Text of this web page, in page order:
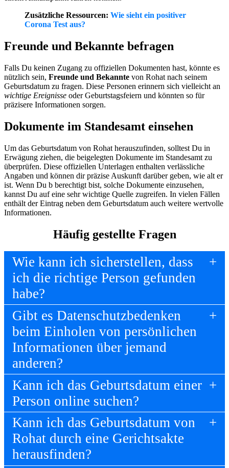
Zusätzliche Ressourcen: Wie sieht ein positiver
Corona Test aus?
Freunde und Bekannte befragen
Falls Du keinen Zugang zu offiziellen Dokumenten hast, könnte es
nützlich sein, Freunde und Bekannte von Rohat nach seinem
Geburtsdatum zu fragen. Diese Personen erinnern sich vielleicht an
wichtige Ereignisse oder Geburtstagsfeiern und könnten so für
präzisere Informationen sorgen.
Dokumente im Standesamt einsehen
Um das Geburtsdatum von Rohat herauszufinden, solltest Du in
Erwägung ziehen, die beigelegten Dokumente im Standesamt zu
überprüfen. Diese offiziellen Unterlagen enthalten verlässliche
Angaben und können dir präzise Auskunft darüber geben, wie alt er
ist. Wenn Du b berechtigt bist, solche Dokumente einzusehen,
kannst Du auf eine sehr wichtige Quelle zugreifen. In vielen Fällen
enthält der Eintrag neben dem Geburtsdatum auch weitere wertvolle
Informationen.
Häufig gestellte Fragen
Wie kann ich sicherstellen, dass
ich die richtige Person gefunden
habe?
Gibt es Datenschutzbedenken
beim Einholen von persönlichen
Informationen über jemand
anderen?
Kann ich das Geburtsdatum einer
Person online suchen?
Kann ich das Geburtsdatum von
Rohat durch eine Gerichtsakte
herausfinden?